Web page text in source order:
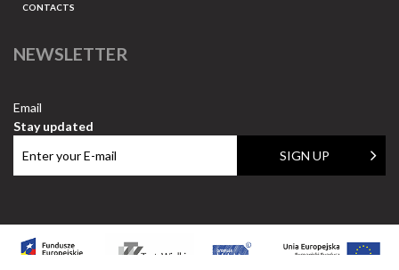
CONTACTS
NEWSLETTER
Email
Stay updated